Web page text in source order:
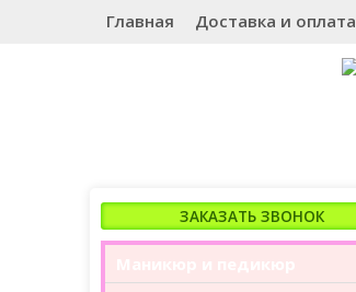
Главная Доставка и оплата